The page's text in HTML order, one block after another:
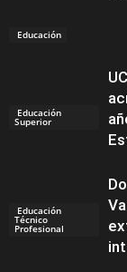
Educación
Educación
Superior
Educación
Técnico
Profesional